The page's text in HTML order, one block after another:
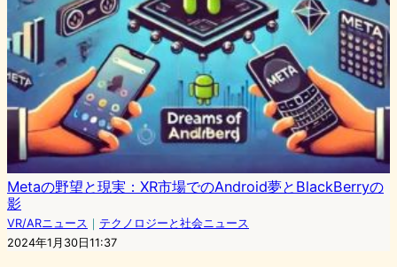
Metaの野望と現実：XR市場でのAndroid夢とBlackBerryの
影
VR/ARニュース ｜ テクノロジーと社会ニュース
2024年1月30日11:37